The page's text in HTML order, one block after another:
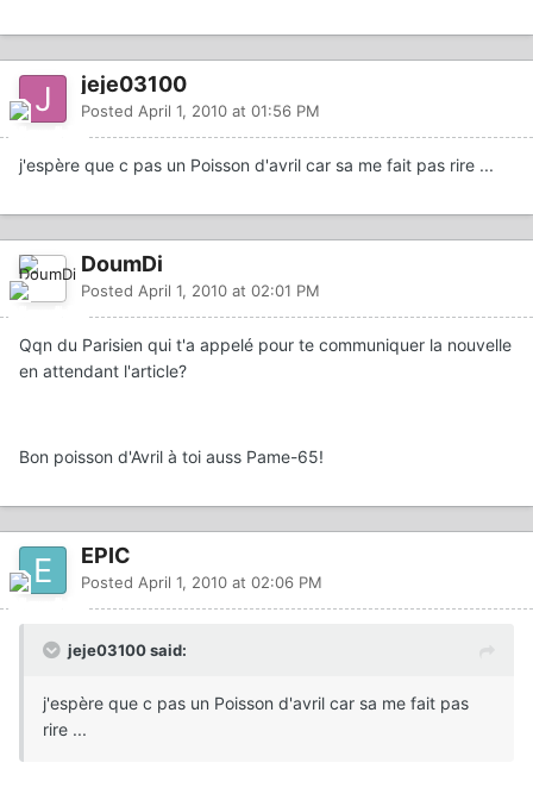
jeje03100
Posted April 1, 2010 at 01:56 PM
j'espère que c pas un Poisson d'avril car sa me fait pas rire ...
DoumDi
Posted April 1, 2010 at 02:01 PM
Qqn du Parisien qui t'a appelé pour te communiquer la nouvelle
en attendant l'article?
Bon poisson d'Avril à toi auss Pame-65!
EPIC
Posted April 1, 2010 at 02:06 PM
jeje03100 said:
j'espère que c pas un Poisson d'avril car sa me fait pas
rire ...